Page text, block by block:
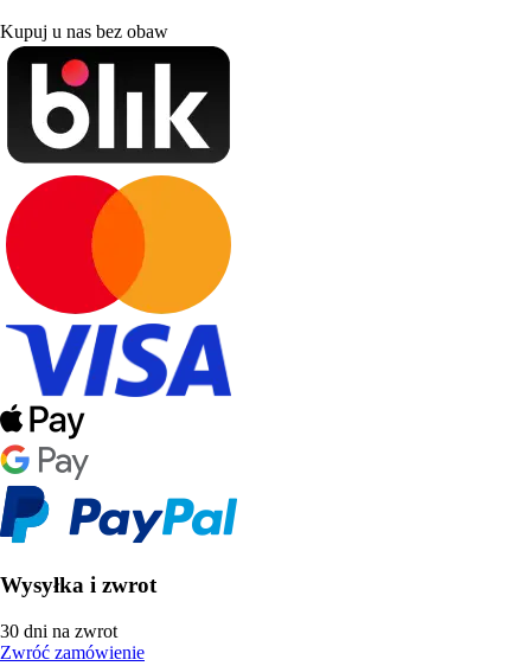
Kupuj u nas bez obaw
Wysyłka i zwrot
30 dni na zwrot
Zwróć zamówienie